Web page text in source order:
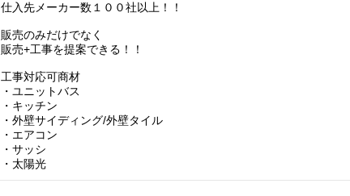
仕入先メーカー数１００社以上！！
販売のみだけでなく
販売+工事を提案できる！！
工事対応可商材
・ユニットバス
・キッチン
・外壁サイディング/外壁タイル
・エアコン
・サッシ
・太陽光